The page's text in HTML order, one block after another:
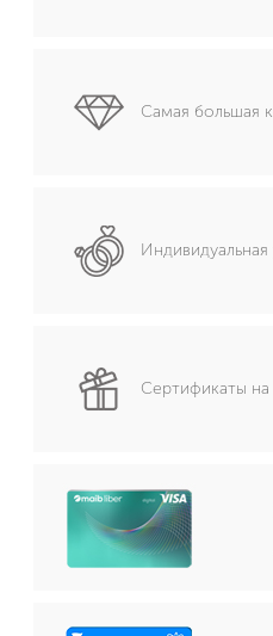
Самая большая
Индивидуальная
Сертификаты